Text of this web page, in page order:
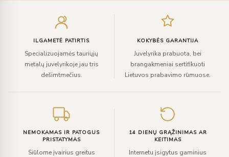
ILGAMETĖ PATIRTIS
Specializuojamės tauriųjų
metalų juvelyrikoje jau tris
dešimtmečius.
KOKYBĖS GARANTIJA
Juvelyrika prabuota, bei
brangakmeniai sertifikuoti
Lietuvos prabavimo rūmuose.
NEMOKAMAS IR PATOGUS
PRISTATYMAS
Siūlome įvairius greitus
14 DIENŲ GRĄŽINIMAS AR
KEITIMAS
Internetu įsigytus gaminius